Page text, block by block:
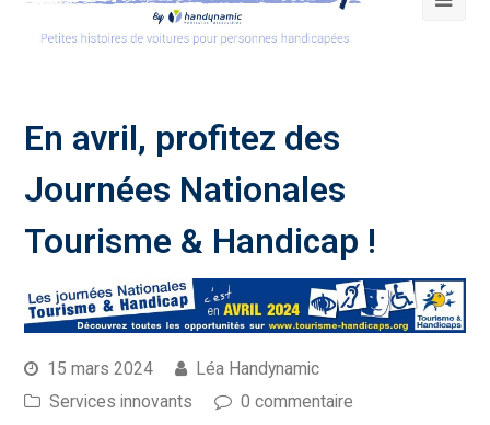
En avril, profitez des
Journées Nationales
Tourisme & Handicap !
15 mars 2024
Léa Handynamic
Services innovants
0 commentaire